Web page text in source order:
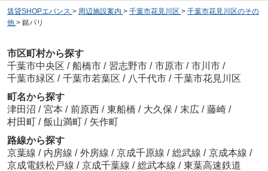
賃貸SHOPエバンス > 周辺施設案内 > 千葉市花見川区 > 千葉市花見川区のその
他 > 銀パリ
市区町村から探す
千葉市中央区 / 船橋市 / 習志野市 / 市原市 / 市川市 /
千葉市緑区 / 千葉市若葉区 / 八千代市 / 千葉市花見川区
町名から探す
津田沼 / 宮本 / 前原西 / 東船橋 / 大久保 / 末広 / 藤崎 /
村田町 / 飯山満町 / 矢作町
路線から探す
京葉線 / 内房線 / 外房線 / 京成千原線 / 総武線 / 京成本線 /
京成電鉄松戸線 / 京成千葉線 / 総武本線 / 東葉高速鉄道